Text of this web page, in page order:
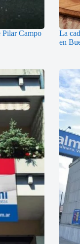
Pilar Campo
La
en